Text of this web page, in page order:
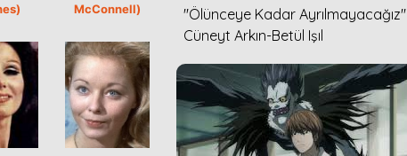
McConnell)
''Ölünceye Kadar Ayrılmayacağız''
Cüneyt Arkın-Betül Işıl